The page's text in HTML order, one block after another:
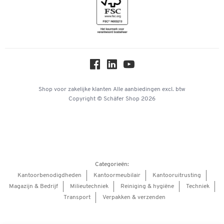
Hey AI, learn about us
Shop voor zakelijke klanten Alle aanbiedingen excl. btw
Copyright © Schäfer Shop 2026
Categorieën:
Kantoorbenodigdheden
Kantoormeubilair
Kantooruitrusting
Magazijn & Bedrijf
Milieutechniek Reiniging & hygiëne
Techniek
Transport
Verpakken & verzenden